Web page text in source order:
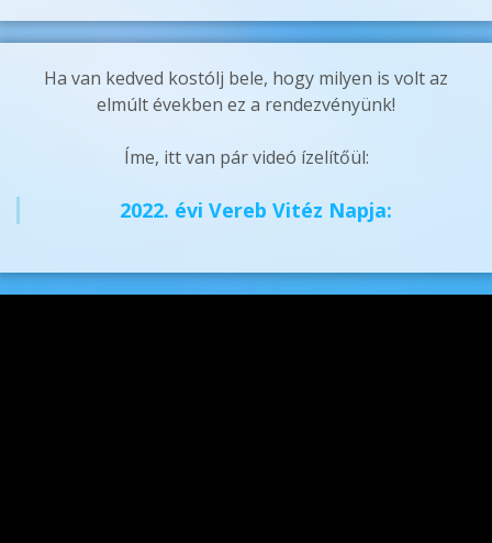
Ha van kedved kostólj bele, hogy milyen is volt az
elmúlt években ez a rendezvényünk!
Íme, itt van pár videó ízelítőül:
2022. évi Vereb Vitéz Napja: